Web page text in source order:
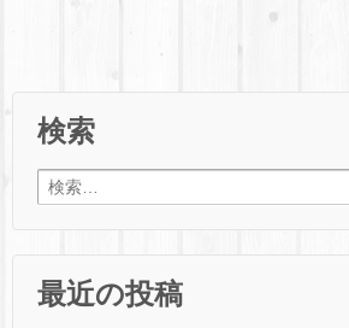
検索
検索:
最近の投稿